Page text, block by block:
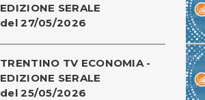
EDIZIONE SERALE
del 27/05/2026
TRENTINO TV ECONOMIA -
EDIZIONE SERALE
del 25/05/2026